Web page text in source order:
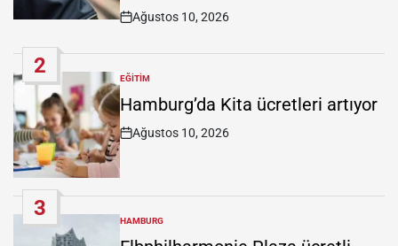
Post
Ağustos 10, 2026
2
POSTED
IN
EĞITIM
Hamburg’da Kita ücretleri artıyor
Post
Ağustos 10, 2026
3
POSTED
IN
HAMBURG